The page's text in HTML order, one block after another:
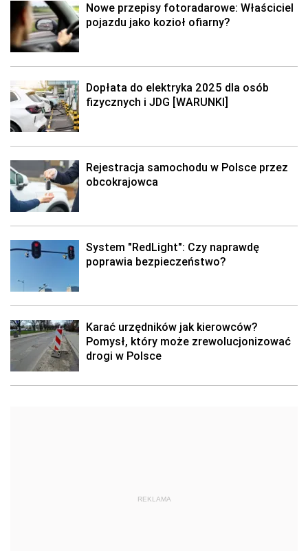
Nowe przepisy fotoradarowe: Właściciel
pojazdu jako kozioł ofiarny?
Dopłata do elektryka 2025 dla osób
fizycznych i JDG [WARUNKI]
Rejestracja samochodu w Polsce przez
obcokrajowca
System "RedLight": Czy naprawdę
poprawia bezpieczeństwo?
Karać urzędników jak kierowców?
Pomysł, który może zrewolucjonizować
drogi w Polsce
REKLAMA